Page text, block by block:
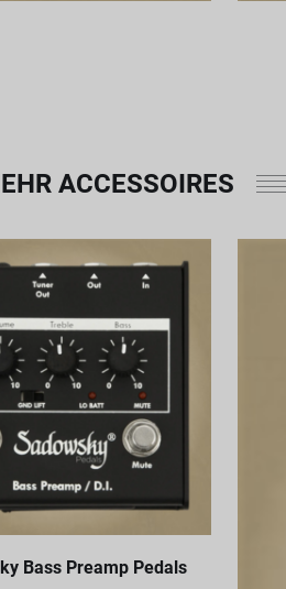
ACCESSOIRES
Bass Preamp Pedals